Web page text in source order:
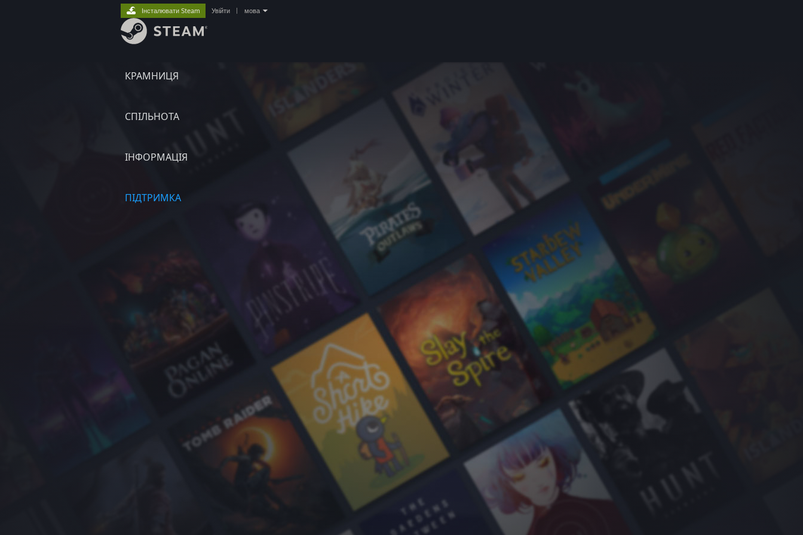
КРАМНИЦЯ
СПІЛЬНОТА
ІНФОРМАЦІЯ
ПІДТРИМКА
Інсталювати Steam Увійти мова